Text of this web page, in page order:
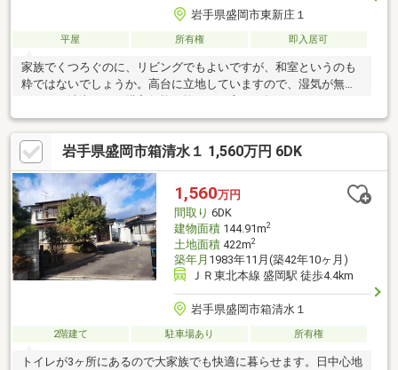
岩手県盛岡市東新庄１
平屋 所有権 即入居可
家族でくつろぐのに、リビングでもよいですが、和室というのも
粋ではないでしょうか。高台に立地していますので、湿気が無く
いつでも清潔です。購入価格を抑えたい方に一押しの、666万円
の物件です。経済的なメリットも大きい、中古の戸建て物件とな
っております。4DKの物件です。二口コンロが付いています。南
向きの物件です。
岩手県盛岡市箱清水１ 1,560万円 6DK
1,560万円
間取り 6DK
建物面積144.91m2
土地面積422m2
築年月 1983年11月(築42年10ヶ月)
ＪＲ東北本線 盛岡駅 徒歩4.4km
岩手県盛岡市箱清水１
2階建て 駐車場あり 所有権
トイレが3ヶ所にあるので大家族でも快適に暮らせます。日中心地